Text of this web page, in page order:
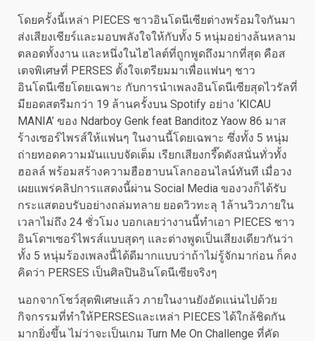
โดยครั้งนี้เหล่า PIECES ชาวอินโดนีเซียต่างพร้อมใจกันมา
ส่งเสียงเชียร์และมอบพลังใจให้กับทั้ง 5 หนุ่มอย่างล้นหลาม
ตลอดทั้งงาน และหนึ่งในไฮไลต์ที่ถูกพูดถึงมากที่สุด คือส
เตจพิเศษที่ PERSES ตั้งใจเตรียมมาเพื่อแฟนๆ ชาว
อินโดนีเซียโดยเฉพาะ กับการนำเพลงอินโดนีเซียสุดไวรัลที่
มียอดสตรีมกว่า 19 ล้านครั้งบน Spotify อย่าง ‘KICAU
MANIA’ ของ Ndarboy Genk feat Banditoz Yaow 86 มาส
ร้างเซอร์ไพรส์ให้แฟนๆ ในงานนี้โดยเฉพาะ ซึ่งทั้ง 5 หนุ่ม
ถ่ายทอดความมันแบบจัดเต็ม เรียกเสียงกรี๊ดดังสนั่นทั่วทั้ง
ฮอลล์ พร้อมสร้างความฮือฮาบนโลกออนไลน์ทันที เมื่อวง
เผยแพร่คลิปการแสดงนี้ผ่าน Social Media ของวงก็ได้รับ
กระแสตอบรับอย่างถล่มทลาย ยอดวิวทะลุ 1ล้านวิวภายใน
เวลาไม่ถึง 24 ชั่วโมง บอกเลยว่างานนี้ทำเอา PIECES ชาว
อินโดฯเซอร์ไพรส์แบบสุดๆ และต่างพูดเป็นเสียงเดียวกันว่า
ทั้ง 5 หนุ่มร้องเพลงนี้ได้ดีมากแบบว่าถ้าไม่รู้จักมาก่อน ก็คง
คิดว่า PERSES เป็นศิลปินอินโดนีเซียจริงๆ
นอกจากโชว์สุดพิเศษแล้ว ภายในงานยังอัดแน่นไปด้วย
กิจกรรมที่ทำให้PERSESและเหล่า PIECES ได้ใกล้ชิดกัน
มากยิ่งขึ้น ไม่ว่าจะเป็นเกม Turn Me On Challenge ที่คัด